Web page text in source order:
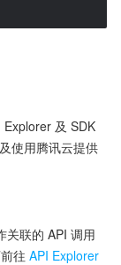
及 SDK
使用腾讯云提供
关联的 API 调用
往 API Explorer